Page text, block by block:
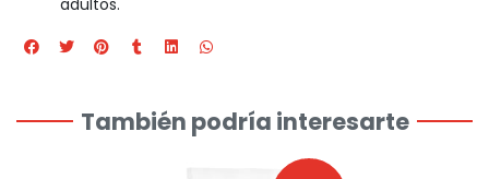
También podría interesarte